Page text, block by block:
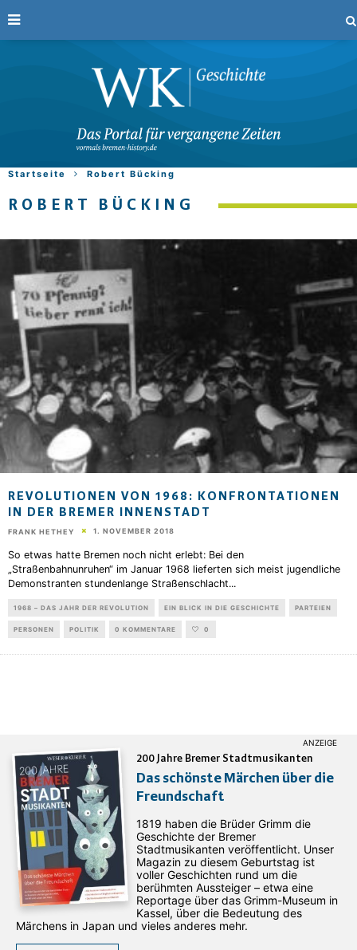
Startseite Robert Bücking
ROBERT BÜCKING
REVOLUTIONEN VON 1968: KONFRONTATIONEN
IN DER BREMER INNENSTADT
FRANK HETHEY 1. NOVEMBER 2018
So etwas hatte Bremen noch nicht erlebt: Bei den
„Straßenbahnunruhen“ im Januar 1968 lieferten sich meist jugendliche
Demonstranten stundenlange Straßenschlacht...
1968 – DAS JAHR DER REVOLUTION EIN BLICK IN DIE GESCHICHTE PARTEIEN
PERSONEN POLITIK 0 KOMMENTARE 0
200 Jahre Bremer Stadtmusikanten
Das schönste Märchen über die
Freundschaft
1819 haben die Brüder Grimm die
Geschichte der Bremer
Stadtmusikanten veröffentlicht. Unser
Magazin zu diesem Geburtstag ist
voller Geschichten rund um die
berühmten Aussteiger – etwa eine
Reportage über das Grimm-Museum in
Kassel, über die Bedeutung des
Märchens in Japan und vieles anderes mehr.